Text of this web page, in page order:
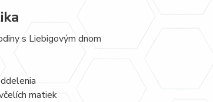
s Liebigovým dnom
matiek